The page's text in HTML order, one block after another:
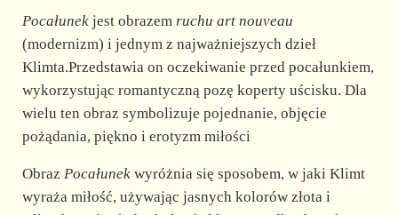
Pocałunekjest obrazem ruchu art nouveau
(modernizm) i jednym z najważniejszych dzieł
Klimta.Przedstawia on oczekiwanie przed pocałunkiem,
wykorzystując romantyczną pozę koperty uścisku. Dla
wielu ten obraz symbolizuje pojednanie, objęcie
pożądania, piękno i erotyzm miłości
Obraz Pocałunekwyróżnia się sposobem, w jaki Klimt
wyraża miłość, używając jasnych kolorów złota i